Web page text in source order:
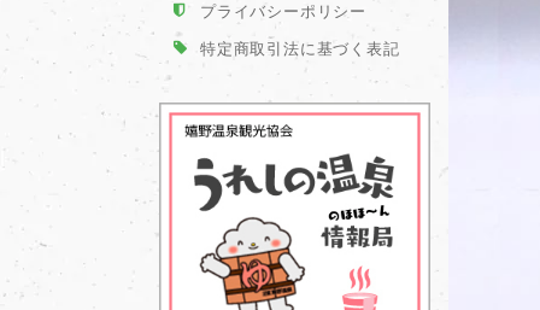
プライバシーポリシー
特定商取引法に基づく表記